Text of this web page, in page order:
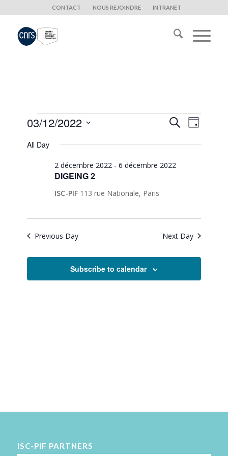
CONTACT NOUS REJOINDRE INTRANET
Events
for
décembre
2022
Events
Views
SearchEvent
Views
Day
03/12/2022
date.
All Day
DIGEING 2
2 décembre 2022 -6 décembre 2022
ISC-PIF 113 rue Nationale, Paris
Previous Day Next Day
Subscribe to calendar
ISC-PIF PARTNERS